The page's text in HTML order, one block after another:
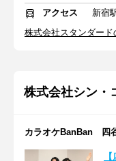
アクセス
新宿
株式会社スタンダー
株式会社シン・
カラオケBanBan 四